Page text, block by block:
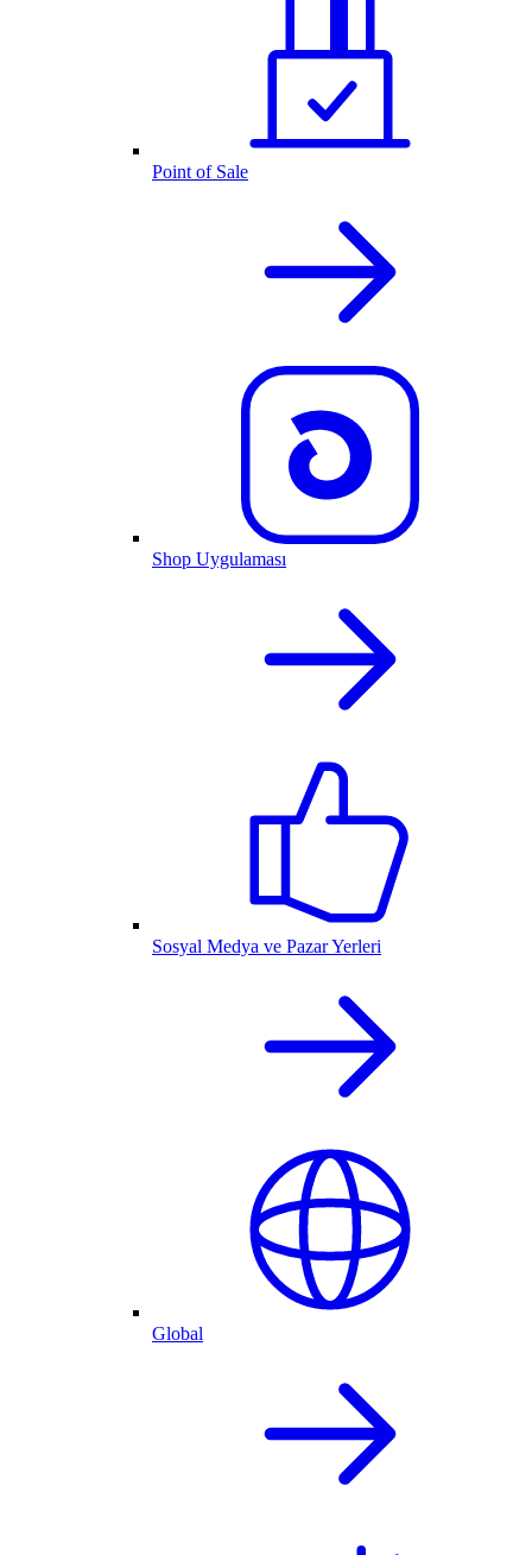
Point of Sale
Shop Uygulaması
Sosyal Medya ve Pazar Yerleri
Global